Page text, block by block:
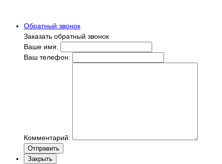
Обратный звонок
Заказать обратный звонок
Ваше имя:
Ваш телефон:
Комментарий:
Отправить
Закрыть